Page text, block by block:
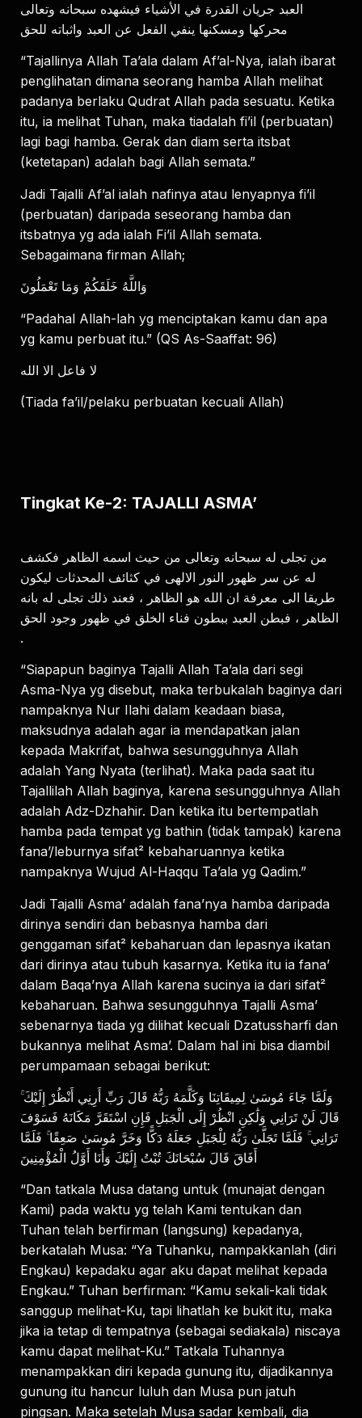
العبد جريان القدرة في الأشياء فيشهده سبحانه وتعالى
محركها ومسكنها ينفي الفعل عن العبد واثباته للحق
“Tajallinya Allah Ta’ala dalam Af’al-Nya, ialah ibarat
penglihatan dimana seorang hamba Allah melihat
padanya berlaku Qudrat Allah pada sesuatu. Ketika
itu, ia melihat Tuhan, maka tiadalah fi’il (perbuatan)
lagi bagi hamba. Gerak dan diam serta itsbat
(ketetapan) adalah bagi Allah semata.”
Jadi Tajalli Af’al ialah nafinya atau lenyapnya fi’il
(perbuatan) daripada seseorang hamba dan
itsbatnya yg ada ialah Fi’il Allah semata.
Sebagaimana firman Allah;
وَاللَّهُ خَلَقَكُمْ وَمَا تَعْمَلُونَ
“Padahal Allah-lah yg menciptakan kamu dan apa
yg kamu perbuat itu.” (QS As-Saaffat: 96)
لا فاعل الا الله
(Tiada fa’il/pelaku perbuatan kecuali Allah)
Tingkat Ke-2: TAJALLI ASMA’
من تجلى له سبحانه وتعالى من حيث اسمه الظاهر فكشف
له عن سر ظهور النور الالهى في كثائف المحدثات ليكون
طريقا الى معرفة ان الله هو الظاهر ، فعند ذلك تجلى له بانه
الظاهر ، فبطن العبد ببطون فناء الخلق في ظهور وجود الحق
.
“Siapapun baginya Tajalli Allah Ta’ala dari segi
Asma-Nya yg disebut, maka terbukalah baginya dari
nampaknya Nur Ilahi dalam keadaan biasa,
maksudnya adalah agar ia mendapatkan jalan
kepada Makrifat, bahwa sesungguhnya Allah
adalah Yang Nyata (terlihat). Maka pada saat itu
Tajallilah Allah baginya, karena sesungguhnya Allah
adalah Adz-Dzhahir. Dan ketika itu bertempatlah
hamba pada tempat yg bathin (tidak tampak) karena
fana’/leburnya sifat² kebaharuannya ketika
nampaknya Wujud Al-Haqqu Ta’ala yg Qadim.”
Jadi Tajalli Asma’ adalah fana’nya hamba daripada
dirinya sendiri dan bebasnya hamba dari
genggaman sifat² kebaharuan dan lepasnya ikatan
dari dirinya atau tubuh kasarnya. Ketika itu ia fana’
dalam Baqa’nya Allah karena sucinya ia dari sifat²
kebaharuan. Bahwa sesungguhnya Tajalli Asma’
sebenarnya tiada yg dilihat kecuali Dzatussharfi dan
bukannya melihat Asma’. Dalam hal ini bisa diambil
perumpamaan sebagai berikut:
وَلَمَّا جَاءَ مُوسَىٰ لِمِيقَاتِنَا وَكَلَّمَهُ رَبُّهُ قَالَ رَبِّ أَرِنِي أَنْظُرْ إِلَيْكَ ۚ
قَالَ لَنْ تَرَانِي وَلَٰكِنِ انْظُرْ إِلَى الْجَبَلِ فَإِنِ اسْتَقَرَّ مَكَانَهُ فَسَوْفَ
تَرَانِي ۚ فَلَمَّا تَجَلَّىٰ رَبُّهُ لِلْجَبَلِ جَعَلَهُ دَكًّا وَخَرَّ مُوسَىٰ صَعِقًا ۚ فَلَمَّا
أَفَاقَ قَالَ سُبْحَانَكَ تُبْتُ إِلَيْكَ وَأَنَا أَوَّلُ الْمُؤْمِنِينَ
“Dan tatkala Musa datang untuk (munajat dengan
Kami) pada waktu yg telah Kami tentukan dan
Tuhan telah berfirman (langsung) kepadanya,
berkatalah Musa: “Ya Tuhanku, nampakkanlah (diri
Engkau) kepadaku agar aku dapat melihat kepada
Engkau.” Tuhan berfirman: “Kamu sekali-kali tidak
sanggup melihat-Ku, tapi lihatlah ke bukit itu, maka
jika ia tetap di tempatnya (sebagai sediakala) niscaya
kamu dapat melihat-Ku.” Tatkala Tuhannya
menampakkan diri kepada gunung itu, dijadikannya
gunung itu hancur luluh dan Musa pun jatuh
pingsan. Maka setelah Musa sadar kembali, dia